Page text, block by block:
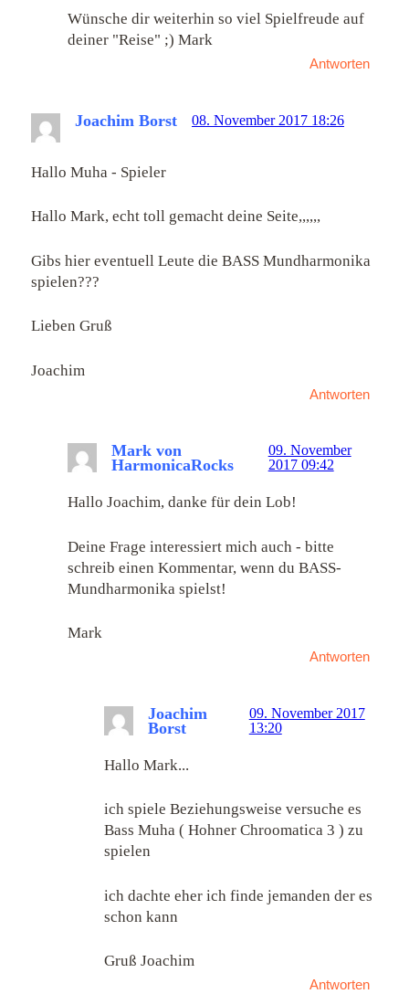
Wünsche dir weiterhin so viel Spielfreude auf
deiner "Reise" ;) Mark
Antworten
Joachim Borst 08. November 2017 18:26
Hallo Muha - Spieler
Hallo Mark, echt toll gemacht deine Seite,,,,,,
Gibs hier eventuell Leute die BASS Mundharmonika
spielen???
Lieben Gruß
Joachim
Antworten
Mark von
HarmonicaRocks
09. November
2017 09:42
Hallo Joachim, danke für dein Lob!
Deine Frage interessiert mich auch - bitte
schreib einen Kommentar, wenn du BASS-
Mundharmonika spielst!
Mark
Antworten
Joachim
Borst
09. November 2017
13:20
Hallo Mark...
ich spiele Beziehungsweise versuche es
Bass Muha ( Hohner Chroomatica 3 ) zu
spielen
ich dachte eher ich finde jemanden der es
schon kann
Gruß Joachim
Antworten